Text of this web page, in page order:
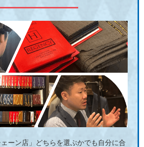
ェーン店」どちらを選ぶかでも自分に合